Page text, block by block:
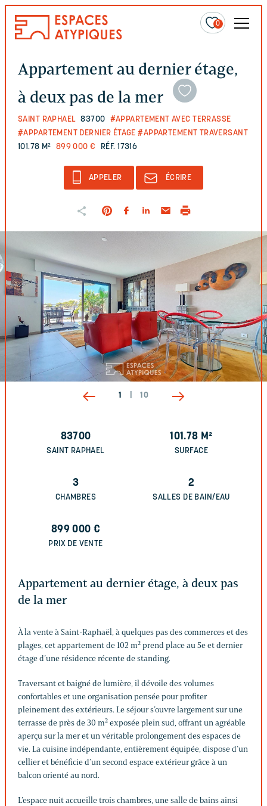
0
Appartement au dernier étage,
à deux pas de la mer
SAINT RAPHAEL 83700 #APPARTEMENT AVEC TERRASSE
#APPARTEMENT DERNIER ÉTAGE #APPARTEMENT TRAVERSANT
101.78 M² 899 000 € RÉF. 17316
APPELER ÉCRIRE
1 10
83700
SAINT RAPHAEL
101.78 M²
SURFACE
3
CHAMBRES
2
SALLES DE BAIN/EAU
899 000 €
PRIX DE VENTE
Appartement au dernier étage, à deux pas
de la mer
À la vente à Saint-Raphaël, à quelques pas des commerces et des
plages, cet appartement de 102 m² prend place au 5e et dernier
étage d’une résidence récente de standing.
Traversant et baigné de lumière, il dévoile des volumes
confortables et une organisation pensée pour profiter
pleinement des extérieurs. Le séjour s’ouvre largement sur une
terrasse de près de 30 m² exposée plein sud, offrant un agréable
aperçu sur la mer et un véritable prolongement des espaces de
vie. La cuisine indépendante, entièrement équipée, dispose d’un
cellier et bénéficie d’un second espace extérieur grâce à un
balcon orienté au nord.
L’espace nuit accueille trois chambres, une salle de bains ainsi